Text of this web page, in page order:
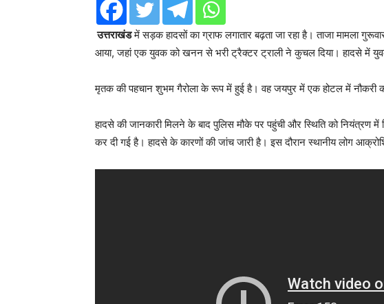
उत्तराखंडमें सड़क हादसों का ग्राफ लगातार बढ़ता जा रहा है। ताजा मामला
आया, जहां एक युवक को खनन से भरी ट्रैक्टर ट्राली ने कुचल दिया। हादसे में
मृतक की पहचान शुभम गैरोला के रूप में हुई है। वह जयपुर में एक होटल में
हादसे की जानकारी मिलने के बाद पुलिस मौके पर पहुंची और स्थिति को
कर दी गई है। हादसे के कारणों की जांच जारी है। इस दौरान स्थानीय लोग